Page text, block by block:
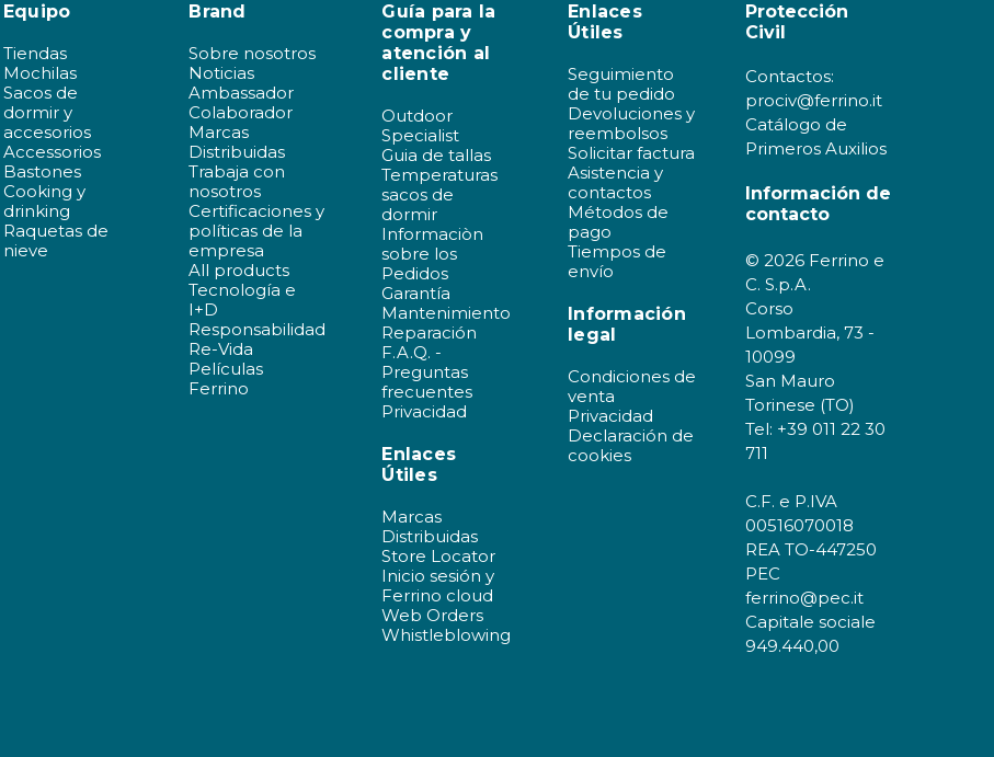
Equipo
Tiendas
Mochilas
Sacos de
dormir y
accesorios
Accessorios
Bastones
Cooking y
drinking
Raquetas de
nieve
Brand
Sobre nosotros
Noticias
Ambassador
Colaborador
Marcas
Distribuidas
Trabaja con
nosotros
Certificaciones y
políticas de la
empresa
All products
Tecnología e
I+D
Responsabilidad
Re-Vida
Películas
Ferrino
Guía para la
compra y
atención al
cliente
Outdoor
Specialist
Guia de tallas
Temperaturas
sacos de
dormir
Informaciòn
sobre los
Pedidos
Garantía
Mantenimiento
Reparación
F.A.Q. -
Preguntas
frecuentes
Privacidad
Enlaces
Útiles
Marcas
Distribuidas
Store Locator
Inicio sesión y
Ferrino cloud
Web Orders
Whistleblowing
Enlaces
Útiles
Seguimiento
de tu pedido
Devoluciones y
reembolsos
Solicitar factura
Asistencia y
contactos
Métodos de
pago
Tiempos de
envío
Información
legal
Condiciones de
venta
Privacidad
Declaración de
cookies
Protección
Civil
Contactos:
prociv@ferrino.it
Catálogo de
Primeros Auxilios
Información de
contacto
© 2026 Ferrino e
C. S.p.A.
Corso
Lombardia, 73 -
10099
San Mauro
Torinese (TO)
Tel: +39 011 22 30
711
C.F. e P.IVA
00516070018
REA TO-447250
PEC
ferrino@pec.it
Capitale sociale
949.440,00